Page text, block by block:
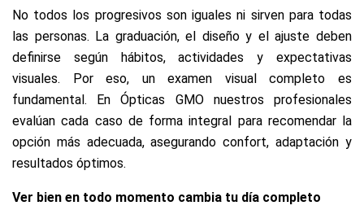
No todos los progresivos son iguales ni sirven para todas
las personas. La graduación, el diseño y el ajuste deben
definirse según hábitos, actividades y expectativas
visuales. Por eso, un examen visual completo es
fundamental. En Ópticas GMO nuestros profesionales
evalúan cada caso de forma integral para recomendar la
opción más adecuada, asegurando confort, adaptación y
resultados óptimos.
Ver bien en todo momento cambia tu día completo